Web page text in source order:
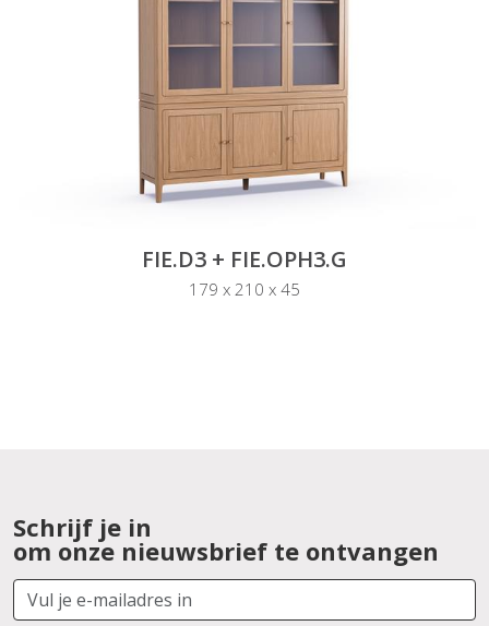
FIE.D3 + FIE.OPH3.G
179 x 210 x 45
Schrijf je in
om onze nieuwsbrief te ontvangen